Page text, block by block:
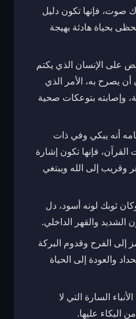
صوت، فإنها تكون دليل
بحياة هادئة بهيجة
على الإنسان الذي يكتم
يصرح به، الأمر الذي
وإصابته بتوعكات صحية
أنه يبكي وفي ذات
فإنها تكون إشارة
وقريب إلى الله ويبتغي
ثوبك لونه أسود، دل
الشديد والقهر الداخلي.
إلى الفرح وقدوم البركة
والعودة إلى الحياة
السارة التي لا
البكاء عليها.